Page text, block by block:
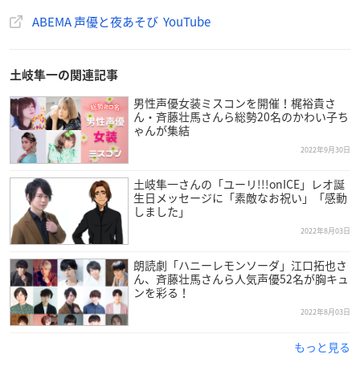
ABEMA 声優と夜あそび YouTube
土岐隼一の関連記事
男性声優女装ミスコンを開催！梶裕貴さ
ん・斉藤壮馬さんら総勢20名のかわい子ち
ゃんが集結
2022年9月30日
土岐隼一さんの「ユーリ!!!onICE」レオ誕
生日メッセージに「素敵なお祝い」「感動
しました」
2022年8月03日
朗読劇「ハニーレモンソーダ」江口拓也さ
ん、斉藤壮馬さんら人気声優52名が胸キュ
ンを彩る！
2022年8月03日
もっと見る